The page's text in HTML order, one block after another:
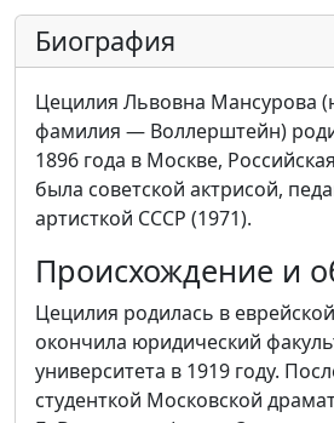
Биография
Цецилия Львовна Мансурова
фамилия — Воллерштейн)
1896 года в Москве,
была советской актрисой,
артисткой СССР (1971).
Происхождение и
Цецилия родилась в
окончила юридический
университета в 1919 году.
студенткой Московской